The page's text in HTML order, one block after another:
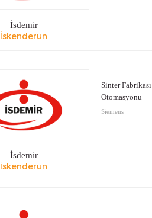
İsdemir
İskenderun
İsdemir
İskenderun
Sinter
Otomasyonu
Siemens